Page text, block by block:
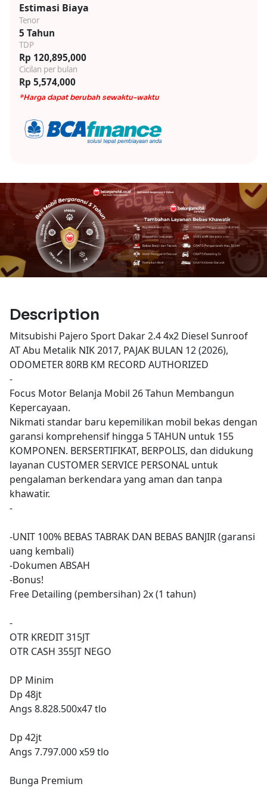
Estimasi Biaya
Tenor
5 Tahun
TDP
Rp 120,895,000
Cicilan per bulan
Rp 5,574,000
*Harga dapat berubah sewaktu-waktu
Description
Mitsubishi Pajero Sport Dakar 2.4 4x2 Diesel Sunroof
AT Abu Metalik NIK 2017, PAJAK BULAN 12 (2026),
ODOMETER 80RB KM RECORD AUTHORIZED
-
Focus Motor Belanja Mobil 26 Tahun Membangun
Kepercayaan.
Nikmati standar baru kepemilikan mobil bekas dengan
garansi komprehensif hingga 5 TAHUN untuk 155
KOMPONEN. BERSERTIFIKAT, BERPOLIS, dan didukung
layanan CUSTOMER SERVICE PERSONAL untuk
pengalaman berkendara yang aman dan tanpa
khawatir.
-
-UNIT 100% BEBAS TABRAK DAN BEBAS BANJIR (garansi
uang kembali)
-Dokumen ABSAH
-Bonus!
Free Detailing (pembersihan) 2x (1 tahun)
-
OTR KREDIT 315JT
OTR CASH 355JT NEGO
DP Minim
Dp 48jt
Angs 8.828.500x47 tlo
Dp 42jt
Angs 7.797.000 x59 tlo
Bunga Premium